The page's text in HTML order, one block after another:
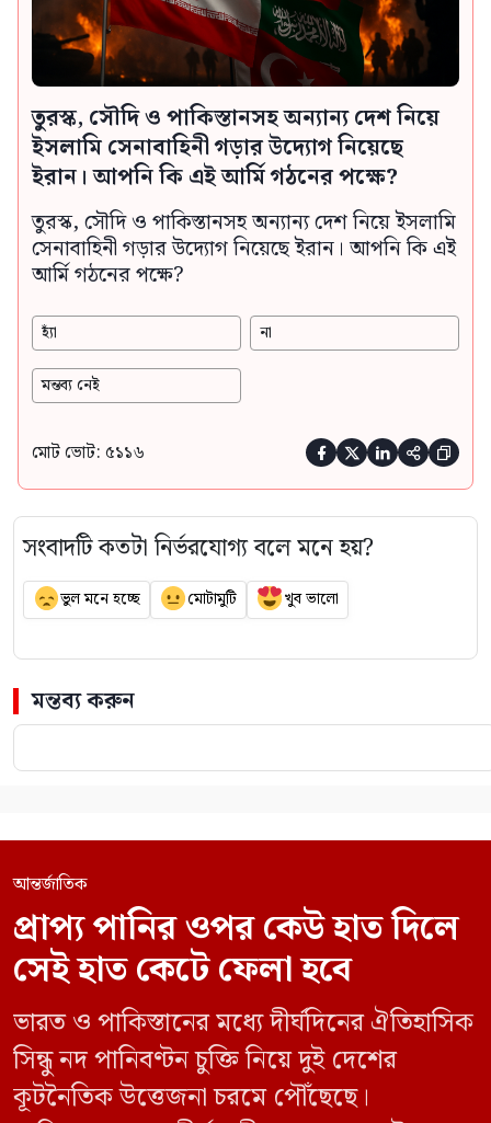
তুরস্ক, সৌদি ও পাকিস্তানসহ অন্যান্য দেশ নিয়ে
ইসলামি সেনাবাহিনী গড়ার উদ্যোগ নিয়েছে
ইরান। আপনি কি এই আর্মি গঠনের পক্ষে?
তুরস্ক, সৌদি ও পাকিস্তানসহ অন্যান্য দেশ নিয়ে ইসলামি
সেনাবাহিনী গড়ার উদ্যোগ নিয়েছে ইরান। আপনি কি এই
আর্মি গঠনের পক্ষে?
হ্যাঁ না
মন্তব্য নেই
মোট ভোট: ৫১১৬     
সংবাদটি কতটা নির্ভরযোগ্য বলে মনে হয়?
ভুল মনে হচ্ছে মোটামুটি খুব ভালো
মন্তব্য করুন
আন্তর্জাতিক
প্রাপ্য পানির ওপর কেউ হাত দিলে
সেই হাত কেটে ফেলা হবে
ভারত ও পাকিস্তানের মধ্যে দীর্ঘদিনের ঐতিহাসিক
সিন্ধু নদ পানিবণ্টন চুক্তি নিয়ে দুই দেশের
কূটনৈতিক উত্তেজনা চরমে পৌঁছেছে।